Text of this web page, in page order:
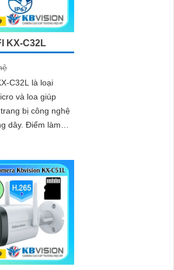
KX-C32L
C32L là loại
và loa giúp
bị công nghệ
làm